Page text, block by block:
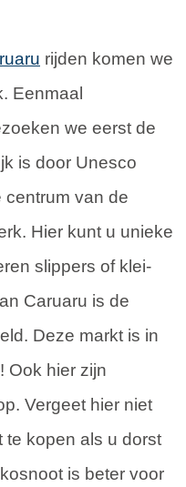
rijden komen we
Eenmaal
we eerst de
is door Unesco
centrum van de
Hier kunt u unieke
slippers of klei-
Caruaru is de
Deze markt is in
Ook hier zijn
Vergeet hier niet
te kopen als u dorst
is beter voor